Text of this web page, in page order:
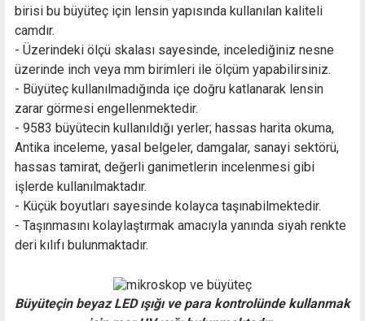
birisi bu büyüteç için lensin yapısında kullanılan kaliteli
camdır.
- Üzerindeki ölçü skalası sayesinde, incelediğiniz nesne
üzerinde inch veya mm birimleri ile ölçüm yapabilirsiniz.
- Büyüteç kullanılmadığında içe doğru katlanarak lensin
zarar görmesi engellenmektedir.
- 9583 büyütecin kullanıldığı yerler; hassas harita okuma,
Antika inceleme, yasal belgeler, damgalar, sanayi sektörü,
hassas tamirat, değerli ganimetlerin incelenmesi gibi
işlerde kullanılmaktadır.
- Küçük boyutları sayesinde kolayca taşınabilmektedir.
- Taşınmasını kolaylaştırmak amacıyla yanında siyah renkte
deri kılıfı bulunmaktadır.
Büyüteçin beyaz LED ışığı ve para kontrolünde kullanmak